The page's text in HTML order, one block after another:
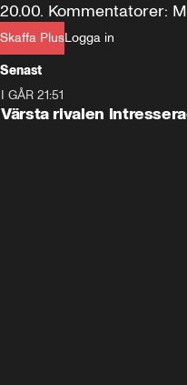
Skaffa PlusLogga in
20.00. Kommentatorer:
Fallahi.
Senast
I GÅR 21:51
Värsta rivalen